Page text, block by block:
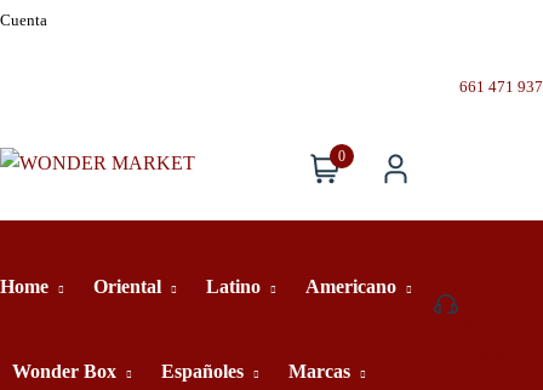
Cuenta
661 471 937
0
Home Oriental Latino Americano
Wonder Box Españoles Marcas
661